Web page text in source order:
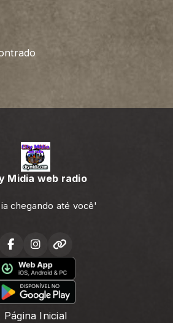
Midia web radio
chegando até você'
Página Inicial